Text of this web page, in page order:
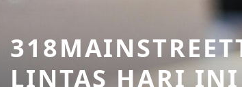
LINTAS HARI INI